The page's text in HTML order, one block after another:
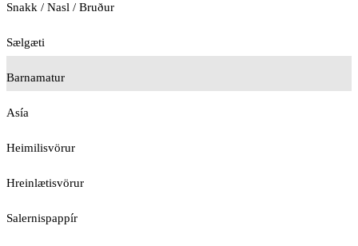
Snakk / Nasl / Bruður
Sælgæti
Barnamatur
Asía
Heimilisvörur
Hreinlætisvörur
Salernispappír